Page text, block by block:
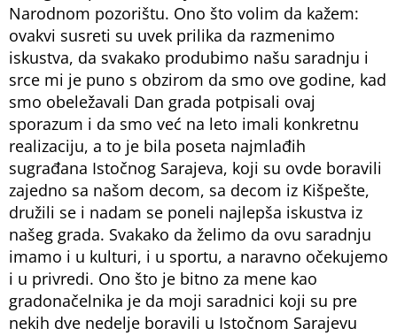
Narodnom pozorištu. Ono što volim da kažem:
ovakvi susreti su uvek prilika da razmenimo
iskustva, da svakako produbimo našu saradnju i
srce mi je puno s obzirom da smo ove godine, kad
smo obeležavali Dan grada potpisali ovaj
sporazum i da smo već na leto imali konkretnu
realizaciju, a to je bila poseta najmlađih
sugrađana Istočnog Sarajeva, koji su ovde boravili
zajedno sa našom decom, sa decom iz Kišpešte,
družili se i nadam se poneli najlepša iskustva iz
našeg grada. Svakako da želimo da ovu saradnju
imamo i u kulturi, i u sportu, a naravno očekujemo
i u privredi. Ono što je bitno za mene kao
gradonačelnika je da moji saradnici koji su pre
nekih dve nedelje boravili u Istočnom Sarajevu